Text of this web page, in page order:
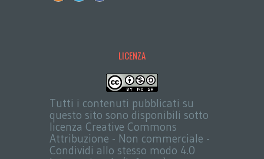
LICENZA
Tutti i contenuti pubblicati su
questo sito sono disponibili sotto
licenza Creative Commons
Attribuzione - Non commerciale -
Condividi allo stesso modo 4.0